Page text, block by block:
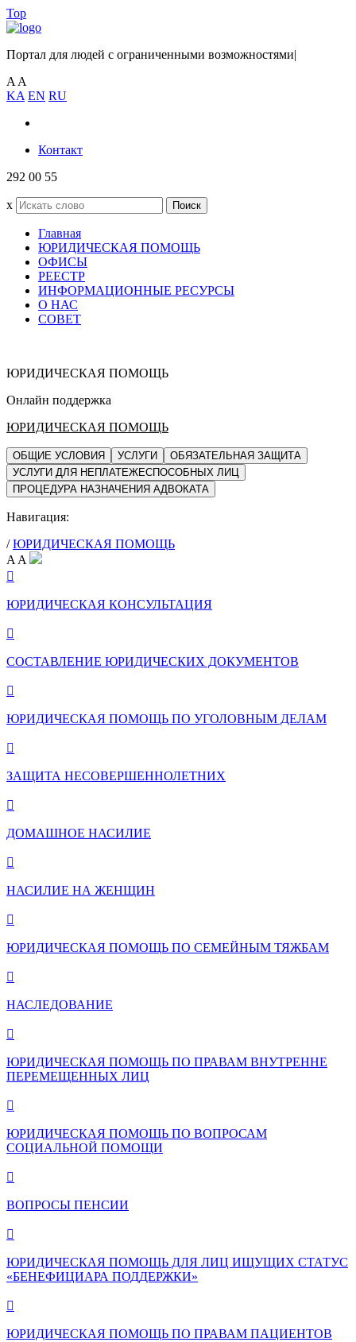
Top
Портал для людей с ограниченными возможностями|
A A
KA EN RU
Контакт
292 00 55
x Поиск
Главная
ЮРИДИЧЕСКАЯ ПОМОЩЬ
ОФИСЫ
РЕЕСТР
ИНФОРМАЦИОННЫЕ РЕСУРСЫ
О НАС
СОВЕТ
ЮРИДИЧЕСКАЯ ПОМОЩЬ
Онлайн поддержка
ЮРИДИЧЕСКАЯ ПОМОЩЬ
ОБЩИЕ УСЛОВИЯ УСЛУГИ
ОБЯЗАТЕЛЬНАЯ ЗАЩИТА
УСЛУГИ ДЛЯ НЕПЛАТЕЖЕСПОСОБНЫХ ЛИЦ
ПРОЦЕДУРА НАЗНАЧЕНИЯ АДВОКАТА
Навигация:
/ ЮРИДИЧЕСКАЯ ПОМОЩЬ
A A

ЮРИДИЧЕСКАЯ КОНСУЛЬТАЦИЯ

СОСТАВЛЕНИЕ ЮРИДИЧЕСКИХ ДОКУМЕНТОВ

ЮРИДИЧЕСКАЯ ПОМОЩЬ ПО УГОЛОВНЫМ ДЕЛАМ

ЗАЩИТА НЕСОВЕРШЕННОЛЕТНИХ

ДОМАШНОЕ НАСИЛИЕ

НАСИЛИЕ НА ЖЕНЩИН

ЮРИДИЧЕСКАЯ ПОМОЩЬ ПО СЕМЕЙНЫМ ТЯЖБАМ

НАСЛЕДОВАНИЕ

ЮРИДИЧЕСКАЯ ПОМОЩЬ ПО ПРАВАМ ВНУТРЕННЕ
ПЕРЕМЕЩЕННЫХ ЛИЦ

ЮРИДИЧЕСКАЯ ПОМОЩЬ ПО ВОПРОСАМ
СОЦИАЛЬНОЙ ПОМОЩИ

ВОПРОСЫ ПЕНСИИ

ЮРИДИЧЕСКАЯ ПОМОЩЬ ДЛЯ ЛИЦ ИЩУЩИХ СТАТУС
«БЕНЕФИЦИАРА ПОДДЕРЖКИ»

ЮРИДИЧЕСКАЯ ПОМОЩЬ ПО ПРАВАМ ПАЦИЕНТОВ